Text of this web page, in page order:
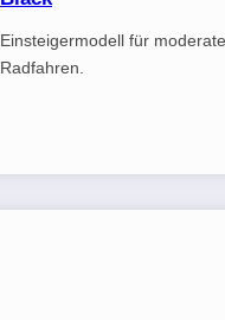
Einsteigermodell für
Radfahren.